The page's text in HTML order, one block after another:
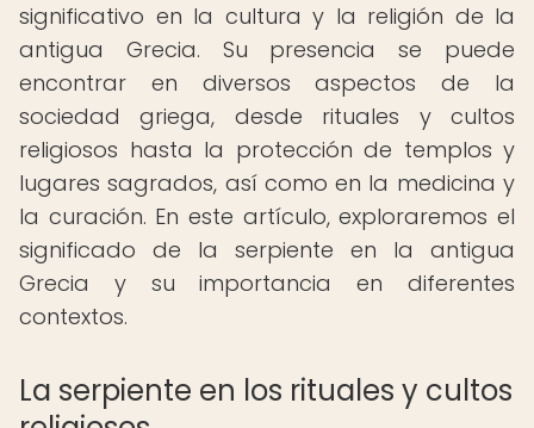
significativo en la cultura y la religión de la
antigua Grecia. Su presencia se puede
encontrar en diversos aspectos de la
sociedad griega, desde rituales y cultos
religiosos hasta la protección de templos y
lugares sagrados, así como en la medicina y
la curación. En este artículo, exploraremos el
significado de la serpiente en la antigua
Grecia y su importancia en diferentes
contextos.
La serpiente en los rituales y cultos